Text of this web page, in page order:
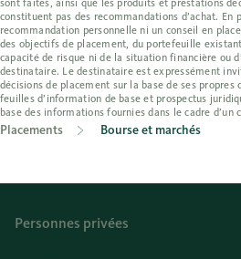
constituent pas des recommandations d’achat.
recommandation personnelle ni un conseil en
des objectifs de placement, du portefeuille
capacité de risque ni de la situation financière ou
destinataire. Le destinataire est expressément
décisions de placement sur la base de ses
feuilles d’information de base et prospectus
base des informations fournies dans le cadre d’un
Placements Bourse et marchés
Personnes privées